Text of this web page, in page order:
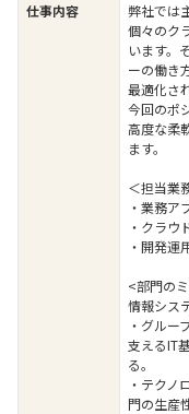
仕事内容
弊社では
個々のク
います。
ーの働き
最適化さ
今回のポ
高度な柔
ます。
＜担当業
・業務ア
・クラウ
・開発運
<部門の
情報シス
・グルー
支えるIT
る。
・テクノ
門の生産